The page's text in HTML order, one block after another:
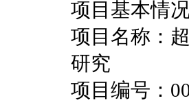
项目基本情
项目名称：
研究
项目编号：